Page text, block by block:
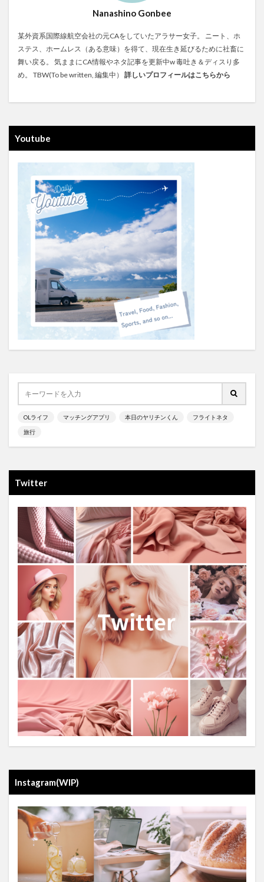
Nanashino Gonbee
某外資系国際線航空会社の元CAをしていたアラサー女子。 ニート、ホ
ステス、ホームレス（ある意味）を得て、現在生き延びるために社畜に
舞い戻る。 気ままにCA情報やネタ記事を更新中w 毒吐き＆ディスり多
め。 TBW(To be written, 編集中） 詳しいプロフィールはこちらから
Youtube
OLライフ マッチングアプリ 本日のヤリチンくん フライトネタ
旅行
Twitter
Instagram(WIP)